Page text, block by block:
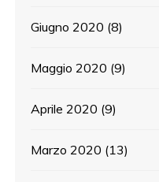
Giugno 2020 (8)
Maggio 2020 (9)
Aprile 2020 (9)
Marzo 2020 (13)